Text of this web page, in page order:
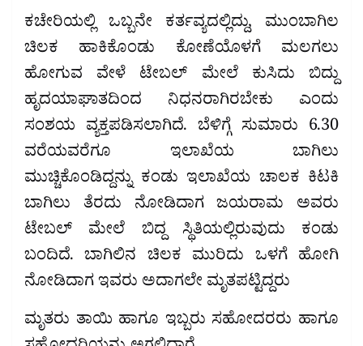
ಕಚೇರಿಯಲ್ಲಿ ಒಬ್ಬನೇ ಕರ್ತವ್ಯದಲ್ಲಿದ್ದು, ಮುಂಬಾಗಿಲ
ಚಿಲಕ ಹಾಕಿಕೊಂಡು ಕೋಣೆಯೊಳಗೆ ಮಲಗಲು
ಹೋಗುವ ವೇಳೆ ಟೇಬಲ್ ಮೇಲೆ ಕುಸಿದು ಬಿದ್ದು
ಹೃದಯಾಘಾತದಿಂದ ನಿಧನರಾಗಿರಬೇಕು ಎಂದು
ಸಂಶಯ ವ್ಯಕ್ತಪಡಿಸಲಾಗಿದೆ. ಬೆಳಿಗ್ಗೆ ಸುಮಾರು 6.30
ವರೆಯವರೆಗೂ ಇಲಾಖೆಯ ಬಾಗಿಲು
ಮುಚ್ಚಿಕೊಂಡಿದ್ದನ್ನು ಕಂಡು ಇಲಾಖೆಯ ಚಾಲಕ ಕಿಟಕಿ
ಬಾಗಿಲು ತೆರದು ನೋಡಿದಾಗ ಜಯರಾಮ ಅವರು
ಟೇಬಲ್ ಮೇಲೆ ಬಿದ್ದ ಸ್ಥಿತಿಯಲ್ಲಿರುವುದು ಕಂಡು
ಬಂದಿದೆ. ಬಾಗಿಲಿನ ಚಿಲಕ ಮುರಿದು ಒಳಗೆ ಹೋಗಿ
ನೋಡಿದಾಗ ಇವರು ಅದಾಗಲೇ ಮೃತಪಟ್ಟಿದ್ದರು
ಮೃತರು ತಾಯಿ ಹಾಗೂ ಇಬ್ಬರು ಸಹೋದರರು ಹಾಗೂ